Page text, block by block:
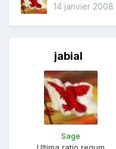
14 janvier 2008
jabial
Sage